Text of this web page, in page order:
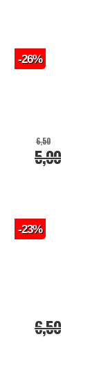
5,00
6,50
-26%
6,50
-23%